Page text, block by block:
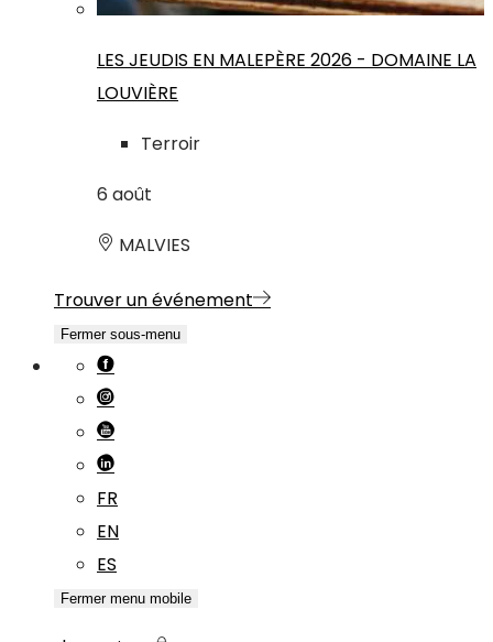
LES JEUDIS EN MALEPÈRE 2026 - DOMAINE LA
LOUVIÈRE
Terroir
6 août
MALVIES
Trouver un événement
Fermer sous-menu
FR
EN
ES
Fermer menu mobile